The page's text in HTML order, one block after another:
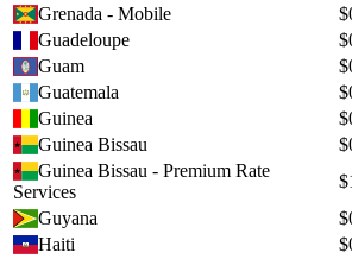
Grenada - Mobile
$
Guadeloupe
$
Guam
$
Guatemala
$
Guinea
$
Guinea Bissau
$
Guinea Bissau - Premium Rate
Services
$
Guyana
$
Haiti
$